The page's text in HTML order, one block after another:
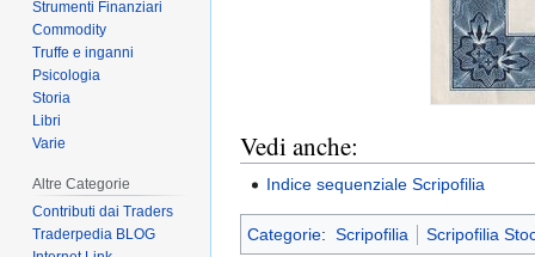
Vedi anche:
Indice sequenziale Scripofilia
Categorie: Scripofilia Scripofilia
Strumenti Finanziari
Commodity
Truffe e inganni
Psicologia
Storia
Libri
Varie
Altre Categorie
Contributi dai Traders
Traderpedia BLOG